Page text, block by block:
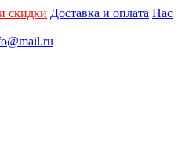
скидки Доставка и оплата Нас